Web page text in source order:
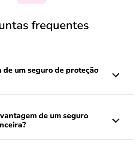
frequentes
um seguro de proteção
de um seguro